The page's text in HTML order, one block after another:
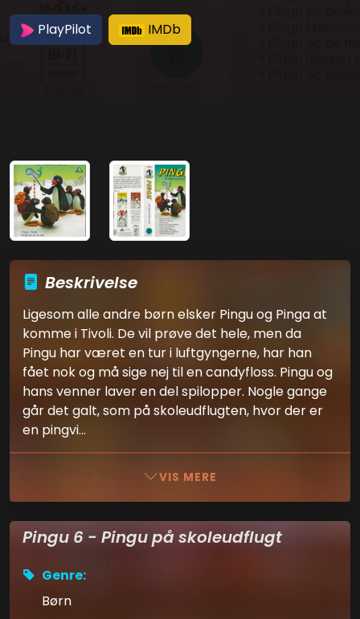
PlayPilot IMDb
Beskrivelse
Ligesom alle andre børn elsker Pingu og Pinga at
komme i Tivoli. De vil prøve det hele, men da
Pingu har været en tur i luftgyngerne, har han
fået nok og må sige nej til en candyfloss. Pingu og
hans venner laver en del spilopper. Nogle gange
går det galt, som på skoleudflugten, hvor der er
en pingvi...
VIS MERE
Pingu 6 - Pingu på skoleudflugt
Genre:
Børn